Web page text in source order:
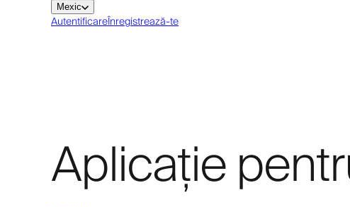
Mexic
AutentificareÎnregistrează-te
Aplicație